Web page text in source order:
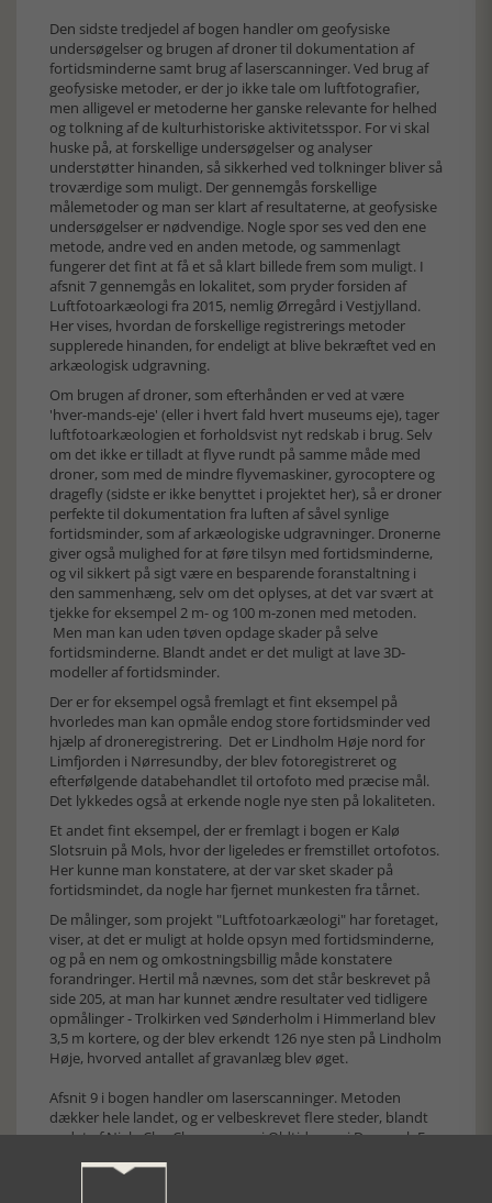
Den sidste tredjedel af bogen handler om geofysiske
undersøgelser og brugen af droner til dokumentation af
fortidsminderne samt brug af laserscanninger. Ved brug af
geofysiske metoder, er der jo ikke tale om luftfotografier,
men alligevel er metoderne her ganske relevante for helhed
og tolkning af de kulturhistoriske aktivitetsspor. For vi skal
huske på, at forskellige undersøgelser og analyser
understøtter hinanden, så sikkerhed ved tolkninger bliver så
troværdige som muligt. Der gennemgås forskellige
målemetoder og man ser klart af resultaterne, at geofysiske
undersøgelser er nødvendige. Nogle spor ses ved den ene
metode, andre ved en anden metode, og sammenlagt
fungerer det fint at få et så klart billede frem som muligt. I
afsnit 7 gennemgås en lokalitet, som pryder forsiden af
Luftfotoarkæologi fra 2015, nemlig Ørregård i Vestjylland.
Her vises, hvordan de forskellige registrerings metoder
supplerede hinanden, for endeligt at blive bekræftet ved en
arkæologisk udgravning.
Om brugen af droner, som efterhånden er ved at være
'hver-mands-eje' (eller i hvert fald hvert museums eje), tager
luftfotoarkæologien et forholdsvist nyt redskab i brug. Selv
om det ikke er tilladt at flyve rundt på samme måde med
droner, som med de mindre flyvemaskiner, gyrocoptere og
dragefly (sidste er ikke benyttet i projektet her), så er droner
perfekte til dokumentation fra luften af såvel synlige
fortidsminder, som af arkæologiske udgravninger. Dronerne
giver også mulighed for at føre tilsyn med fortidsminderne,
og vil sikkert på sigt være en besparende foranstaltning i
den sammenhæng, selv om det oplyses, at det var svært at
tjekke for eksempel 2 m- og 100 m-zonen med metoden.
Men man kan uden tøven opdage skader på selve
fortidsminderne. Blandt andet er det muligt at lave 3D-
modeller af fortidsminder.
Der er for eksempel også fremlagt et fint eksempel på
hvorledes man kan opmåle endog store fortidsminder ved
hjælp af droneregistrering. Det er Lindholm Høje nord for
Limfjorden i Nørresundby, der blev fotoregistreret og
efterfølgende databehandlet til ortofoto med præcise mål.
Det lykkedes også at erkende nogle nye sten på lokaliteten.
Et andet fint eksempel, der er fremlagt i bogen er Kalø
Slotsruin på Mols, hvor der ligeledes er fremstillet ortofotos.
Her kunne man konstatere, at der var sket skader på
fortidsmindet, da nogle har fjernet munkesten fra tårnet.
De målinger, som projekt "Luftfotoarkæologi" har foretaget,
viser, at det er muligt at holde opsyn med fortidsminderne,
og på en nem og omkostningsbillig måde konstatere
forandringer. Hertil må nævnes, som det står beskrevet på
side 205, at man har kunnet ændre resultater ved tidligere
opmålinger - Trolkirken ved Sønderholm i Himmerland blev
3,5 m kortere, og der blev erkendt 126 nye sten på Lindholm
Høje, hvorved antallet af gravanlæg blev øget.
Afsnit 9 i bogen handler om laserscanninger. Metoden
dækker hele landet, og er velbeskrevet flere steder, blandt
andet af Niels-Chr. Clemmensen i Oldtidsagre i Danmark Fyn
Nielsen i 2015. Her i Luftfotoarkæologi 2 fremlægges gode